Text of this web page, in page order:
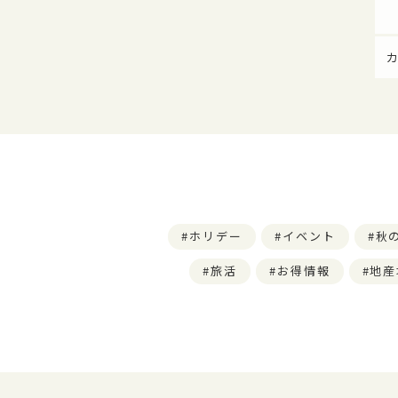
ホリデー イベント 秋
旅活 お得情報 地